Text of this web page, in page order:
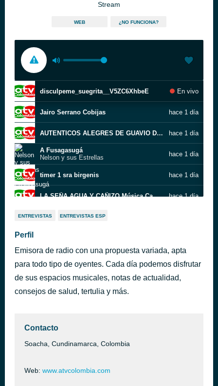
Stream
WEB ¿NO FUNCIONA?
disculpeme_suegrita__V5ZC6XhbeE En vivo
Jairo Serrano Cobijas hace 1 día
AUTENTICOS ALEGRES DE GUAVIO DE JESUS RODRIGUEZ EL PAJARO MAÑANERO hace 1 día
A Fusagasugá
Nelson y sus Estrellas
hace 1 día
timer 1 sra birgenis hace 1 día
LA SEÑA AGUA Y CAÑIZO Música Campesina Tropical y Parrandera De Colombia hace 1 día
Mañanita de invierno
016Maria Teresa hace 1 día
ENTREVISTAS ENTREVISTAS ESP
Perfil
Emisora de radio con una propuesta variada, apta
para todo tipo de oyentes. Cada día podemos disfrutar
de sus espacios musicales, notas de actualidad,
consejos de salud, tertulia y más.
Contacto
Soacha, Cundinamarca, Colombia
Web: www.atvcolombia.com